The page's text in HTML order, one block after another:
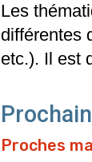
Les
différentes
etc.). Il est
Proches